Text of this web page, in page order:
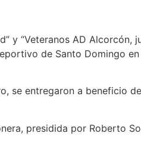
y “Veteranos AD Alcorcón,
de Santo Domingo
se entregaron a beneficio
presidida por Roberto